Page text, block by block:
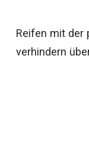
Reifen mit der
verhindern